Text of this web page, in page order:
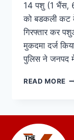
14 पशु (1 भैंस,
को बडकली कट
गिरफ्तार कर
मुकदमा दर्ज
पुलिस ने जनपद
READ MORE